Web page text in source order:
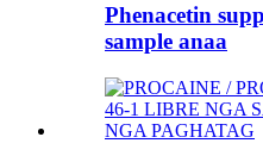
Phenacetin
sample anaa